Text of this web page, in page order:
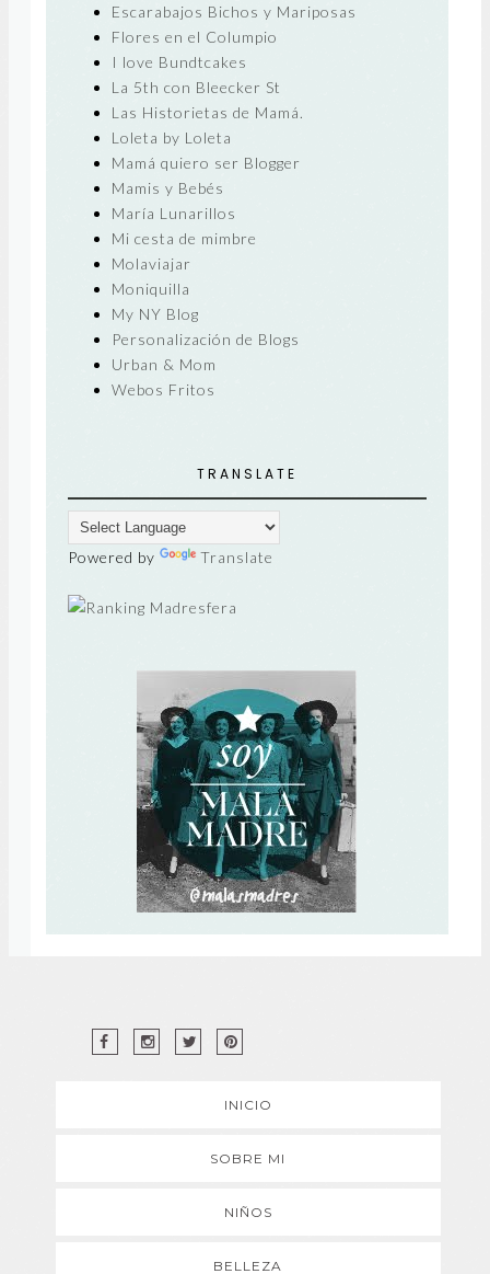
Escarabajos Bichos y Mariposas
Flores en el Columpio
I love Bundtcakes
La 5th con Bleecker St
Las Historietas de Mamá.
Loleta by Loleta
Mamá quiero ser Blogger
Mamis y Bebés
María Lunarillos
Mi cesta de mimbre
Molaviajar
Moniquilla
My NY Blog
Personalización de Blogs
Urban & Mom
Webos Fritos
TRANSLATE
Powered by Translate
INICIO
SOBRE MI
NIÑOS
BELLEZA